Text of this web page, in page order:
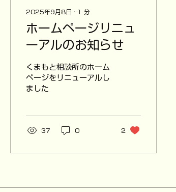
2025年9月8日 ∙ 1 分
ホームページリニュ
ーアルのお知らせ
くまもと相談所のホーム
ページをリニューアルし
ました
37 0 2